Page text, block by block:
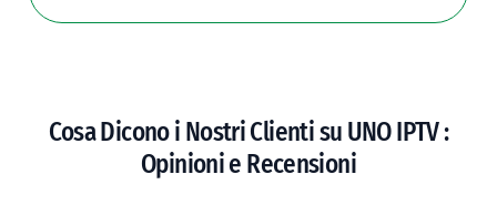
Cosa Dicono i Nostri Clienti su UNO IPTV :
Opinioni e Recensioni